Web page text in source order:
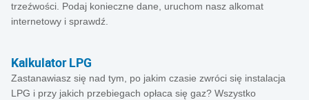
trzeźwości. Podaj konieczne dane, uruchom nasz alkomat
internetowy i sprawdź.
Kalkulator LPG
Zastanawiasz się nad tym, po jakim czasie zwróci się instalacja
LPG i przy jakich przebiegach opłaca się gaz? Wszystko